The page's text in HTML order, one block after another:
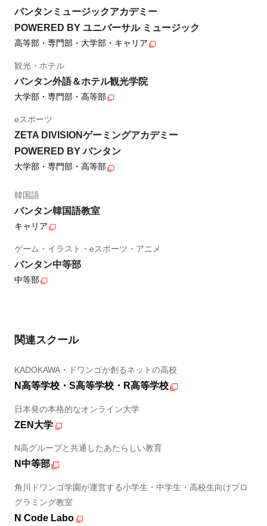
バンタンミュージックアカデミー
POWERED BY ユニバーサル ミュージック
高等部・専門部・大学部・キャリア
観光・ホテル
バンタン外語＆ホテル観光学院
大学部・専門部・高等部
eスポーツ
ZETA DIVISIONゲーミングアカデミー
POWERED BY バンタン
大学部・専門部・高等部
韓国語
バンタン韓国語教室
キャリア
ゲーム・イラスト・eスポーツ・アニメ
バンタン中等部
中等部
関連スクール
KADOKAWA・ドワンゴが創るネットの高校
N高等学校・S高等学校・R高等学校
日本発の本格的なオンライン大学
ZEN大学
N高グループと共通したあたらしい教育
N中等部
角川ドワンゴ学園が運営する小学生・中学生・高校生向けプロ
グラミング教室
N Code Labo